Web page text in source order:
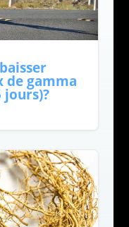
de gamma
jours)?